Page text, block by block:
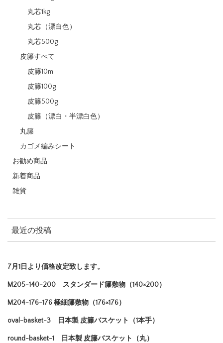
丸芯1kg
丸芯（漂白色）
丸芯500g
皮籐すべて
皮籐10m
皮籐100g
皮籐500g
皮籐（漂白・半漂白色）
丸籐
カゴメ編みシート
お勧め商品
新着商品
雑貨
最近の投稿
7月1日より価格改定致します。
M205-140-200 スタンダード籐敷物（140×200）
M204-176-176 極細籐敷物（176×176）
oval-basket-3 日本製 皮籐バスケット（1本手）
round-basket-1 日本製 皮籐バスケット（丸）